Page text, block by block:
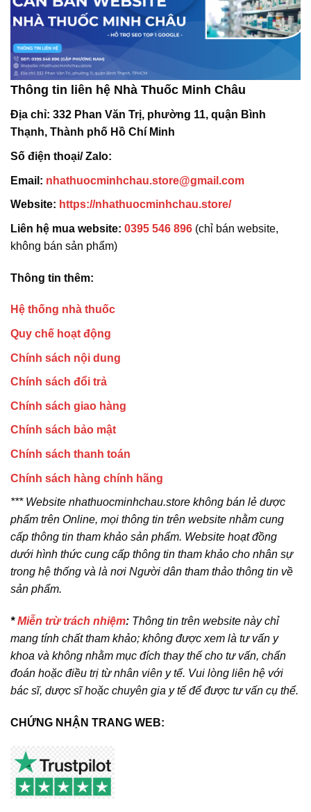
Thông tin liên hệ Nhà Thuốc Minh Châu
Địa chỉ: 332 Phan Văn Trị, phường 11, quận Bình
Thạnh, Thành phố Hồ Chí Minh
Số điện thoại/ Zalo:
Email: nhathuocminhchau.store@gmail.com
Website: https://nhathuocminhchau.store/
Liên hệ mua website: 0395 546 896 (chỉ bán website,
không bán sản phẩm)
Thông tin thêm:
Hệ thống nhà thuốc
Quy chế hoạt động
Chính sách nội dung
Chính sách đổi trả
Chính sách giao hàng
Chính sách bảo mật
Chính sách thanh toán
Chính sách hàng chính hãng
*** Website nhathuocminhchau.store không bán lẻ dược
phẩm trên Online, mọi thông tin trên website nhằm cung
cấp thông tin tham khảo sản phẩm. Website hoạt đồng
dưới hình thức cung cấp thông tin tham khảo cho nhân sự
trong hệ thống và là nơi Người dân tham thảo thông tin về
sản phẩm.
*Miễn trừ trách nhiệm: Thông tin trên website này chỉ
mang tính chất tham khảo; không được xem là tư vấn y
khoa và không nhằm mục đích thay thế cho tư vấn, chẩn
đoán hoặc điều trị từ nhân viên y tế. Vui lòng liên hệ với
bác sĩ, dược sĩ hoặc chuyên gia y tế để được tư vấn cụ thể.
CHỨNG NHẬN TRANG WEB: